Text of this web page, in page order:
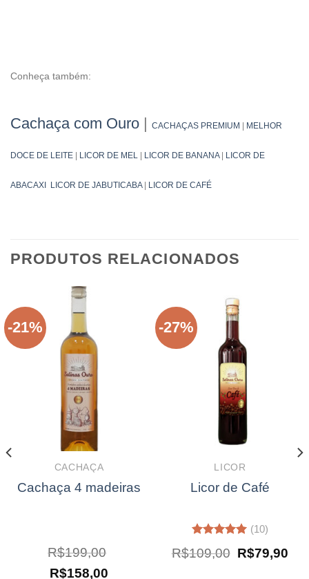
Conheça também:
Cachaça com Ouro | CACHAÇAS PREMIUM | MELHOR
DOCE DE LEITE | LICOR DE MEL | LICOR DE BANANA| LICOR DE
ABACAXI LICOR DE JABUTICABA| LICOR DE CAFÉ
PRODUTOS RELACIONADOS
-21%
CACHAÇA
Cachaça 4 madeiras
R$199,00
O
R$158,00
-27%
LICOR
Licor de Café
5.00de 5
(10)
R$109,00 O
preço
R$79,90